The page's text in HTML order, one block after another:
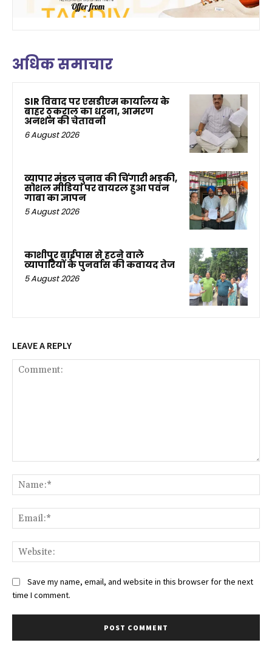
अधिक समाचार
SIR विवाद पर एसडीएम कार्यालय के
बाहर ठुकराल का धरना, आमरण
अनशन की चेतावनी
6 August 2026
व्यापार मंडल चुनाव की चिंगारी भड़की,
सोशल मीडिया पर वायरल हुआ पवन
गाबा का ज्ञापन
5 August 2026
काशीपुर बाईपास से हटने वाले
व्यापारियों के पुनर्वास की कवायद तेज
5 August 2026
LEAVE A REPLY
Save my name, email, and website in this browser for the next
time I comment.